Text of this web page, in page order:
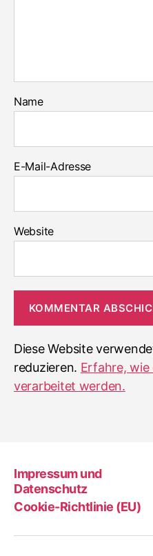
Name
E-Mail-Adresse
Website
Diese Website
reduzieren. Erfahre,
verarbeitet werden.
Impressum und
Datenschutz
Cookie-Richtlinie (EU)